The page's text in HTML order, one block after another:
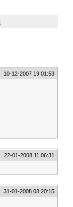
10-12-2007 19:01:53
22-01-2008 11:06:31
31-01-2008 08:20:15